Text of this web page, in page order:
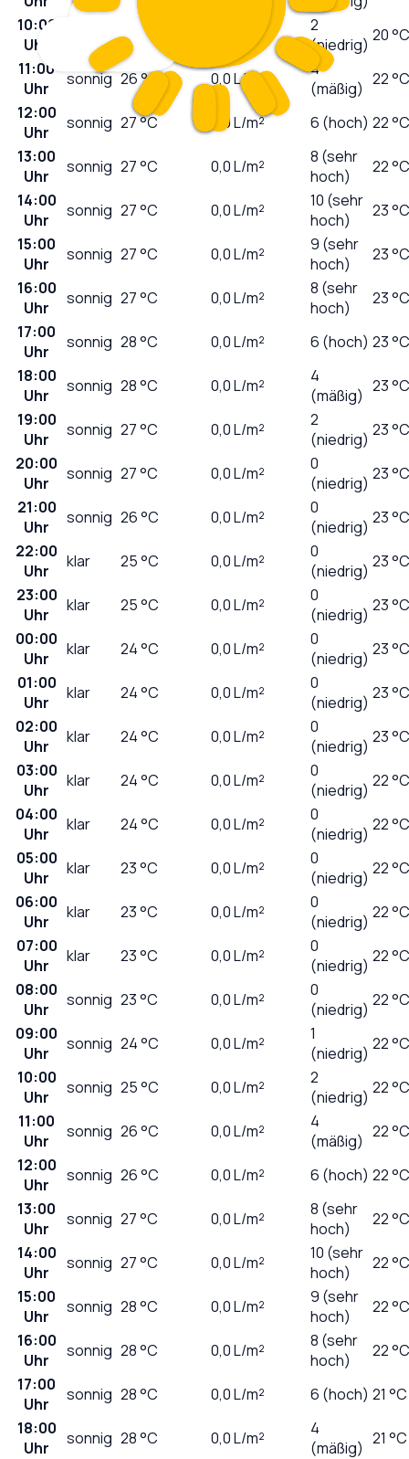
10:00
Uhr
sonnig 26 °C L/m²
2
(niedrig) 20 °C
11:00
Uhr
sonnig 26°C 0,0L/m²
4
(mäßig) 22 °C
12:00
Uhr
sonnig 27°C 0,0L/m² 6 (hoch) 22 °C
13:00
Uhr
sonnig 27°C 0,0L/m²
8 (sehr
hoch)
22 °C
14:00
Uhr
sonnig 27°C 0,0L/m²
10 (sehr
hoch)
23 °C
15:00
Uhr
sonnig 27°C 0,0L/m²
9 (sehr
hoch)
23 °C
16:00
Uhr
sonnig 27°C 0,0L/m²
8 (sehr
hoch)
23 °C
17:00
Uhr
sonnig 28°C 0,0L/m² 6 (hoch) 23 °C
18:00
Uhr
sonnig 28°C 0,0L/m²
4
(mäßig) 23 °C
19:00
Uhr
sonnig 27°C 0,0L/m²
2
(niedrig) 23 °C
20:00
Uhr
sonnig 27°C 0,0L/m²
0
(niedrig) 23 °C
21:00
Uhr
sonnig 26°C 0,0L/m²
0
(niedrig) 23 °C
22:00
Uhr
klar 25°C 0,0L/m²
0
(niedrig) 23 °C
23:00
Uhr
klar 25°C 0,0L/m²
0
(niedrig) 23 °C
00:00
Uhr
klar 24°C 0,0L/m²
0
(niedrig) 23 °C
01:00
Uhr
klar 24°C 0,0L/m²
0
(niedrig) 23 °C
02:00
Uhr
klar 24°C 0,0L/m²
0
(niedrig) 23 °C
03:00
Uhr
klar 24°C 0,0L/m²
0
(niedrig) 22 °C
04:00
Uhr
klar 24°C 0,0L/m²
0
(niedrig) 22 °C
05:00
Uhr
klar 23°C 0,0L/m²
0
(niedrig) 22 °C
06:00
Uhr
klar 23°C 0,0L/m²
0
(niedrig) 22 °C
07:00
Uhr
klar 23°C 0,0L/m²
0
(niedrig) 22 °C
08:00
Uhr
sonnig 23°C 0,0L/m²
0
(niedrig) 22 °C
09:00
Uhr
sonnig 24°C 0,0L/m²
1
(niedrig) 22 °C
10:00
Uhr
sonnig 25°C 0,0L/m²
2
(niedrig) 22 °C
11:00
Uhr
sonnig 26°C 0,0L/m²
4
(mäßig) 22 °C
12:00
Uhr
sonnig 26°C 0,0L/m² 6 (hoch) 22 °C
13:00
Uhr
sonnig 27°C 0,0L/m²
8 (sehr
hoch)
22 °C
14:00
Uhr
sonnig 27°C 0,0L/m²
10 (sehr
hoch)
22 °C
15:00
Uhr
sonnig 28°C 0,0L/m²
9 (sehr
hoch)
22 °C
16:00
Uhr
sonnig 28°C 0,0L/m²
8 (sehr
hoch)
22 °C
17:00
Uhr
sonnig 28°C 0,0L/m² 6 (hoch) 21 °C
18:00
Uhr
sonnig 28°C 0,0L/m²
4
(mäßig) 21 °C